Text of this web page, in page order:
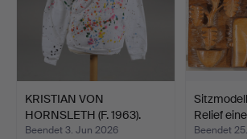
KRISTIAN VON
HORNSLETH (F. 1963).
Kapuzenp…
Beendet 3. Jun 2026
Relief
Beendet